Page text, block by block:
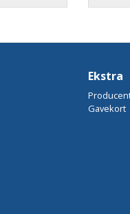
Ekstra
Gavekort